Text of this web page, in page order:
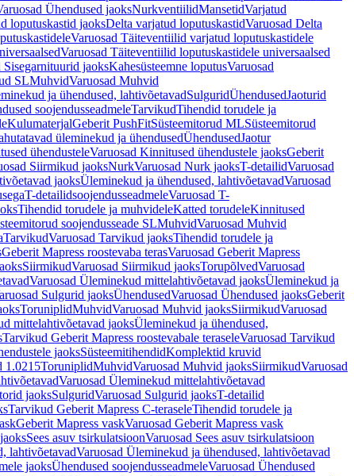
Ühendused jaoksNurkventiilidMansetidVarjatud
loputuskastid jaoksDelta varjatud loputuskastidVaruosad Delta
Varuosad Täiteventiilid varjatud loputuskastidele
Varuosad Täiteventiilid loputuskastidele universaalsed
Sisegarnituurid jaoksKahesüsteemne loputusVaruosad
SLMuhvidVaruosad Muhvid
ja ühendused, lahtivõetavadSulguridÜhendusedJaoturid
soojendusseadmeleTarvikudTihendid torudele ja
KulumaterjalGeberit PushFitSüsteemitorud MLSüsteemitorud
üleminekud ja ühendusedÜhendusedJaotur
ühendusteleVaruosad Kinnitused ühendustele jaoksGeberit
Siirmikud jaoksNurkVaruosad Nurk jaoksT-detailidVaruosad
jaoksÜleminekud ja ühendused, lahtivõetavadVaruosad
T-detailidsoojendusseadmeleVaruosad T-
Tihendid torudele ja muhvideleKatted torudeleKinnitused
soojendusseade SLMuhvidVaruosad Muhvid
TarvikudVaruosad Tarvikud jaoksTihendid torudele ja
Geberit Mapress roostevaba terasVaruosad Geberit Mapress
SiirmikudVaruosad Siirmikud jaoksTorupõlvedVaruosad
Varuosad Üleminekud mittelahtivõetavad jaoksÜleminekud ja
Sulgurid jaoksÜhendusedVaruosad Ühendused jaoksGeberit
ToruniplidMuhvidVaruosad Muhvid jaoksSiirmikudVaruosad
mittelahtivõetavad jaoksÜleminekud ja ühendused,
Tarvikud Geberit Mapress roostevabale teraseleVaruosad Tarvikud
jaoksSüsteemitihendidKomplektid kruvid
1.0215ToruniplidMuhvidVaruosad Muhvid jaoksSiirmikudVaruosad
Varuosad Üleminekud mittelahtivõetavad
jaoksSulguridVaruosad Sulgurid jaoksT-detailid
Tarvikud Geberit Mapress C-teraseleTihendid torudele ja
Geberit Mapress vaskVaruosad Geberit Mapress vask
Sees asuv tsirkulatsioonVaruosad Sees asuv tsirkulatsioon
lahtivõetavadVaruosad Üleminekud ja ühendused, lahtivõetavad
jaoksÜhendused soojendusseadmeleVaruosad Ühendused